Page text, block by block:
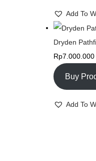
Add To
Dryden
Rp7.000.000
Buy
Add To